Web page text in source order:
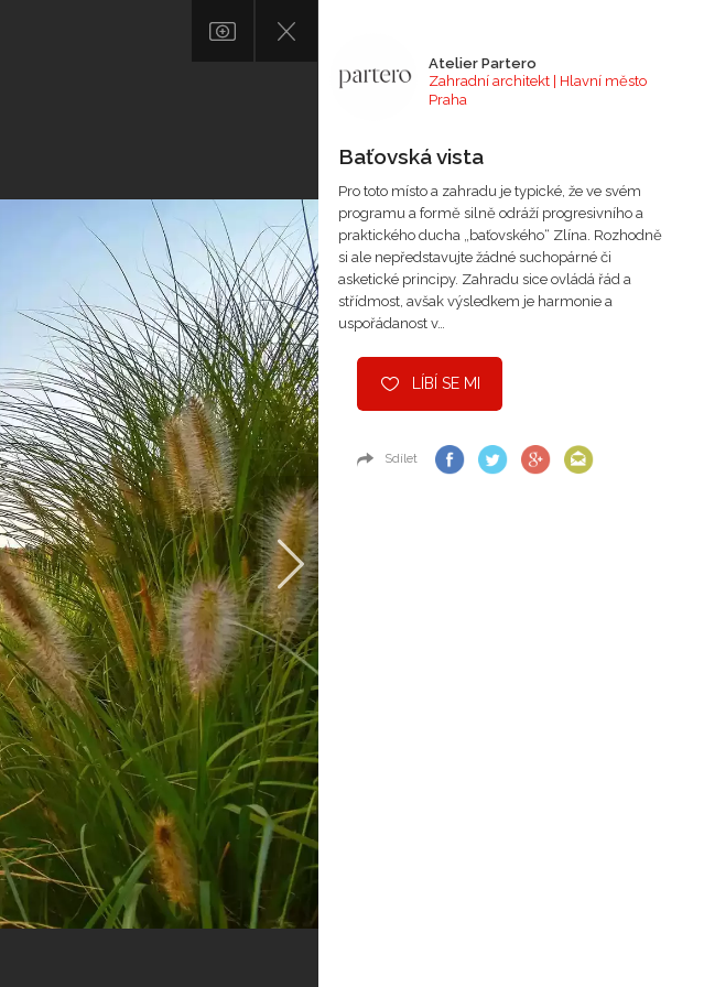
Atelier Partero
Zahradní architekt | Hlavní město
Praha
Baťovská vista
Pro toto místo a zahradu je typické, že ve svém
programu a formě silně odráží progresivního a
praktického ducha „baťovského“ Zlína. Rozhodně
si ale nepředstavujte žádné suchopárné či
asketické principy. Zahradu sice ovládá řád a
střídmost, avšak výsledkem je harmonie a
uspořádanost v…
LÍBÍ SE MI
Sdílet